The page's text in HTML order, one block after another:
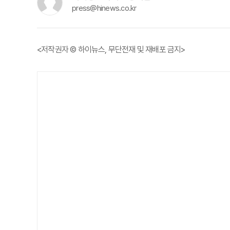
press@hinews.co.kr
<저작권자 © 하이뉴스, 무단전재 및 재배포 금지>